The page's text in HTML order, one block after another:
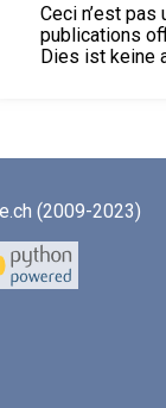
Ceci n’est
publications
Dies ist keine
(2009-2023)